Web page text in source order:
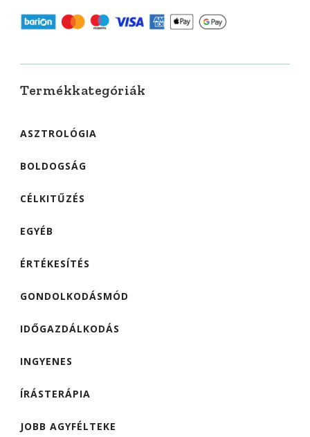
Termékkategóriák
ASZTROLÓGIA
BOLDOGSÁG
CÉLKITŰZÉS
EGYÉB
ÉRTÉKESÍTÉS
GONDOLKODÁSMÓD
IDŐGAZDÁLKODÁS
INGYENES
ÍRÁSTERÁPIA
JOBB AGYFÉLTEKE